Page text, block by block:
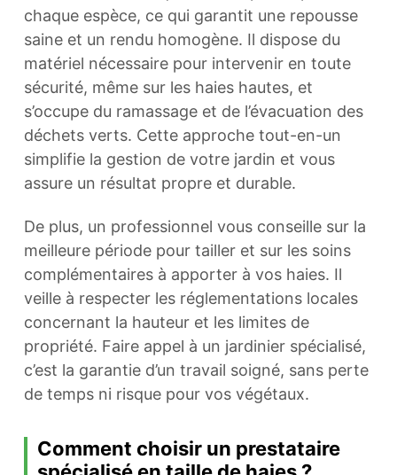
chaque espèce, ce qui garantit une repousse
saine et un rendu homogène. Il dispose du
matériel nécessaire pour intervenir en toute
sécurité, même sur les haies hautes, et
s’occupe du ramassage et de l’évacuation des
déchets verts. Cette approche tout-en-un
simplifie la gestion de votre jardin et vous
assure un résultat propre et durable.
De plus, un professionnel vous conseille sur la
meilleure période pour tailler et sur les soins
complémentaires à apporter à vos haies. Il
veille à respecter les réglementations locales
concernant la hauteur et les limites de
propriété. Faire appel à un jardinier spécialisé,
c’est la garantie d’un travail soigné, sans perte
de temps ni risque pour vos végétaux.
Comment choisir un prestataire